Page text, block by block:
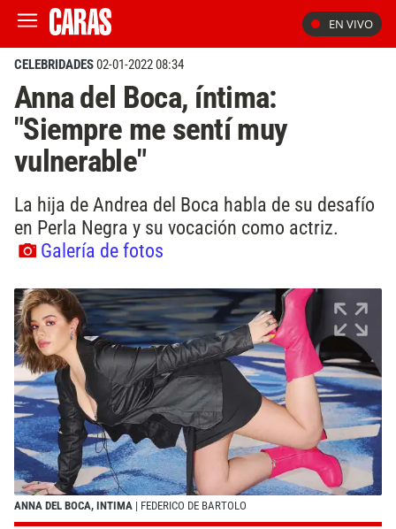
EN VIVO
CELEBRIDADES02-01-2022 08:34
Anna del Boca, íntima:
"Siempre me sentí muy
vulnerable"
La hija de Andrea del Boca habla de su desafío
en Perla Negra y su vocación como actriz.
Galería de fotos
ANNA DEL BOCA, INTIMA | FEDERICO DE BARTOLO